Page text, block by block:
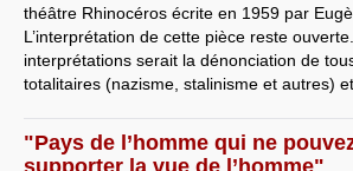
théâtre Rhinocéros écrite en 1959 par
L’interprétation de cette pièce reste
interprétations serait la dénonciation de
totalitaires (nazisme, stalinisme et autres)
"Pays de l’homme qui ne
supporter la vue de l’homme"